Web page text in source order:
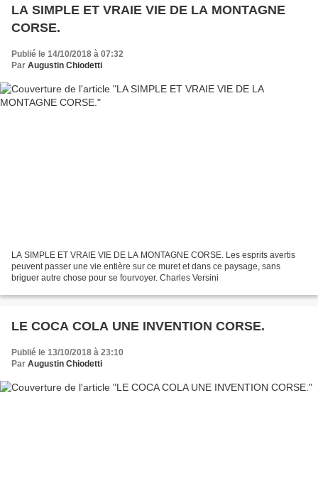
LA SIMPLE ET VRAIE VIE DE LA MONTAGNE
CORSE.
Publié le 14/10/2018 à 07:32
Par Augustin Chiodetti
LA SIMPLE ET VRAIE VIE DE LA MONTAGNE CORSE. Les esprits avertis
peuvent passer une vie entière sur ce muret et dans ce paysage, sans
briguer autre chose pour se fourvoyer. Charles Versini
LE COCA COLA UNE INVENTION CORSE.
Publié le 13/10/2018 à 23:10
Par Augustin Chiodetti